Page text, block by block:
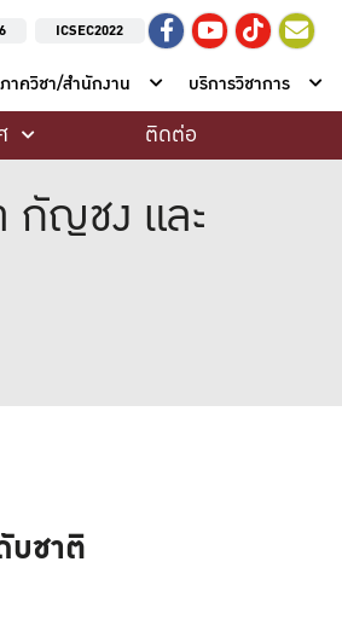
ICSEC2022
ภาควิชา/สำนักงาน บริการวิชาการ
ติดต่อ
กัญชง และ
บชาติ